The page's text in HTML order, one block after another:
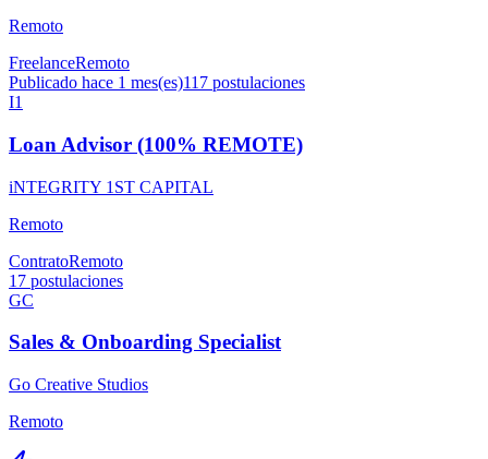
Remoto
FreelanceRemoto
Publicado hace 1 mes(es)117 postulaciones
I1
Loan Advisor (100% REMOTE)
iNTEGRITY 1ST CAPITAL
Remoto
ContratoRemoto
17 postulaciones
GC
Sales & Onboarding Specialist
Go Creative Studios
Remoto